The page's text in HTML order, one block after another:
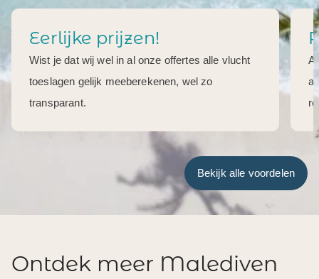
Eerlijke prijzen!
Wist je dat wij wel in al onze offertes alle vlucht
toeslagen gelijk meeberekenen, wel zo
transparant.
Bekijk alle voordelen
Ontdek meer Malediven